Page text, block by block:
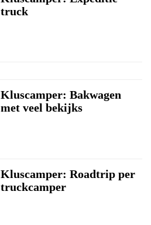
truck
Kluscamper: Bakwagen
met veel bekijks
Kluscamper: Roadtrip per
truckcamper